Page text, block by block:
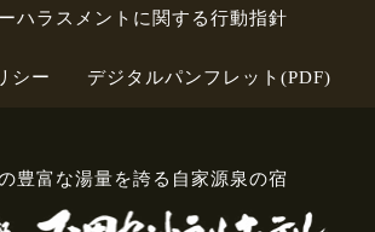
豊富な湯量を誇る自家源泉の宿
ハラスメントに関する行動指針
シー デジタルパンフレット(PDF)